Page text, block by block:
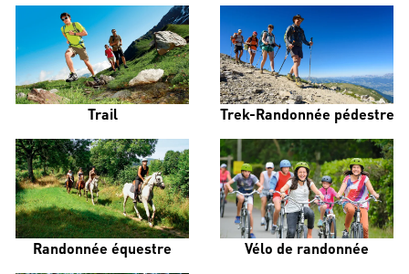
Trail Trek-Randonnée pédestre
Randonnée équestre Vélo de randonnée